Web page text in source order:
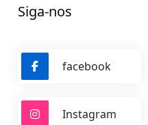
Siga-nos
facebook
Instagram